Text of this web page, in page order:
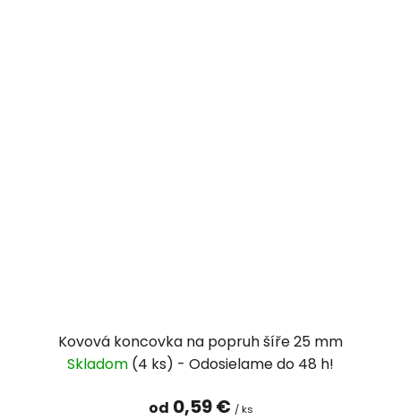
Kovová koncovka na popruh šíře 25 mm
Skladom (4 ks)
od 0,59 € / ks